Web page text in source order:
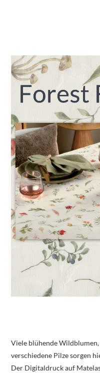
Viele blühende
verschiedene Pilze sorgen
Der Digitaldruck auf